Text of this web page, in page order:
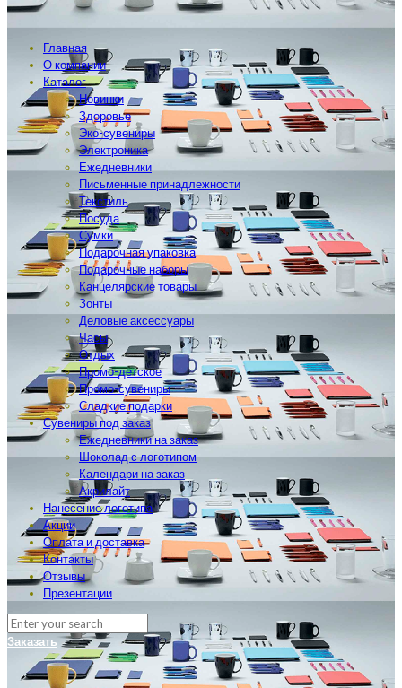
Главная
О компании
Каталог
Новинки
Здоровье
Эко-сувениры
Электроника
Ежедневники
Письменные принадлежности
Текстиль
Посуда
Сумки
Подарочная упаковка
Подарочные наборы
Канцелярские товары
Зонты
Деловые аксессуары
Часы
Отдых
Промо-детское
Промо-сувениры
Сладкие подарки
Сувениры под заказ
Ежедневники на заказ
Шоколад с логотипом
Календари на заказ
Акрилайт
Нанесение логотипа
Акции
Оплата и доставка
Контакты
Отзывы
Презентации
Заказать